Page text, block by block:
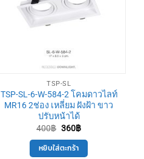
TSP-SL
TSP-SL-6-W-584-2 โคมดาวไลท์
MR16 2ช่อง เหลี่ยม ฝังฝ้า ขาว
ปรับหน้าได้
400฿ Original
was:
400฿.
360฿Current
is:
360฿.
หยิบใส่ตะกร้า